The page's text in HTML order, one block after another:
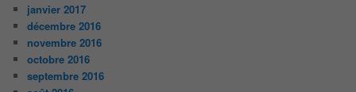
janvier 2017
décembre 2016
novembre 2016
octobre 2016
septembre 2016